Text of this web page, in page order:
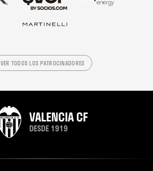
VER TODOS LOS PATROCINADORES